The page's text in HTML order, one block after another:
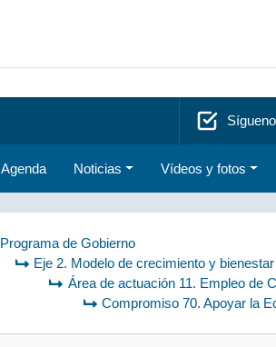
Agenda Noticias Vídeos y fotos
Programa de Gobierno
Eje 2. Modelo de crecimiento y bienestar
Área de actuación 11. Empleo de
Compromiso 70. Apoyar la